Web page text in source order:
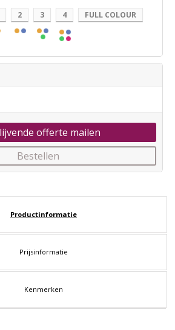
2 3 4 FULL COLOUR
offerte mailen
Bestellen
Productinformatie
Prijsinformatie
Kenmerken